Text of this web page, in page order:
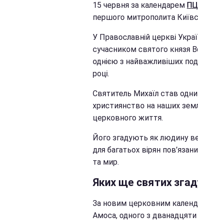
15 червня за календарем
першого митрополита
У Православній церкві
сучасником святого князя
однією з найважливіших
році.
Святитель Михаїл став
християнство на наших
церковного життя.
Його згадують як людину
для багатьох вірян
та мир.
Яких ще святих
За новим церковним
Амоса, одного з дванадцяти